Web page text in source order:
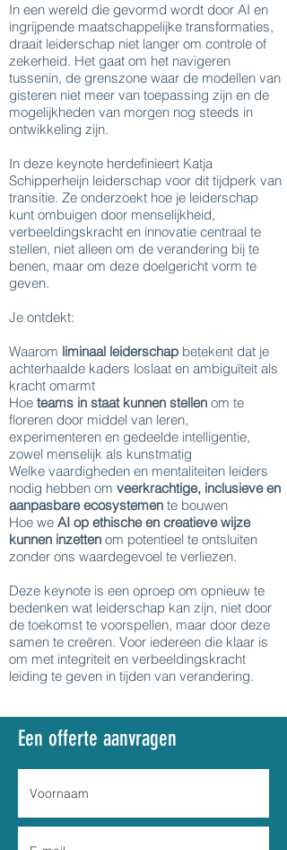
In een wereld die gevormd wordt door AI en
ingrijpende maatschappelijke transformaties,
draait leiderschap niet langer om controle of
zekerheid. Het gaat om het navigeren
tussenin, de grenszone waar de modellen van
gisteren niet meer van toepassing zijn en de
mogelijkheden van morgen nog steeds in
ontwikkeling zijn.
In deze keynote herdefinieert Katja
Schipperheijn leiderschap voor dit tijdperk van
transitie. Ze onderzoekt hoe je leiderschap
kunt ombuigen door menselijkheid,
verbeeldingskracht en innovatie centraal te
stellen, niet alleen om de verandering bij te
benen, maar om deze doelgericht vorm te
geven.
Je ontdekt:
Waarom liminaal leiderschap betekent dat je
achterhaalde kaders loslaat en ambiguïteit als
kracht omarmt
Hoe teams in staat kunnen stellen om te
floreren door middel van leren,
experimenteren en gedeelde intelligentie,
zowel menselijk als kunstmatig
Welke vaardigheden en mentaliteiten leiders
nodig hebben om veerkrachtige, inclusieve en
aanpasbare ecosystemen te bouwen
Hoe we AI op ethische en creatieve wijze
kunnen inzetten om potentieel te ontsluiten
zonder ons waardegevoel te verliezen.
Deze keynote is een oproep om opnieuw te
bedenken wat leiderschap kan zijn, niet door
de toekomst te voorspellen, maar door deze
samen te creëren. Voor iedereen die klaar is
om met integriteit en verbeeldingskracht
leiding te geven in tijden van verandering.
Een offerte aanvragen